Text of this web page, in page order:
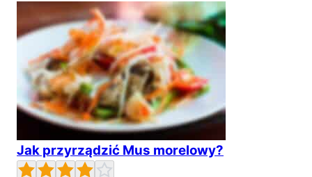
Jak przyrządzić Mus morelowy?